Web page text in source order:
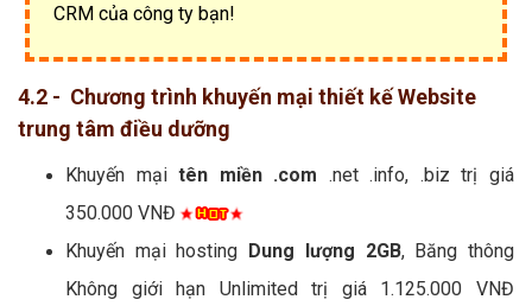
CRM của công ty bạn!
4.2 - Chương trình khuyến mại thiết kế Website
trung tâm điều dưỡng
Khuyến mạitên miền .com .net .info, .biz trị giá
350.000 VNĐ
Khuyến mại hosting Dung lượng 2GB, Băng thông
Không giới hạn Unlimited trị giá 1.125.000 VNĐ